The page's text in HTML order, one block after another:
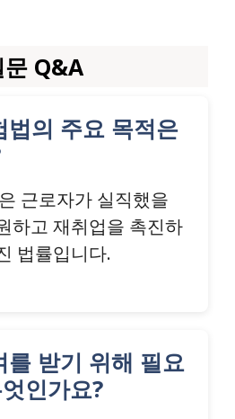
Q&A
법의 주요 목적은
근로자가 실직했을
하고 재취업을 촉진하
법률입니다.
를 받기 위해 필요
인가요?